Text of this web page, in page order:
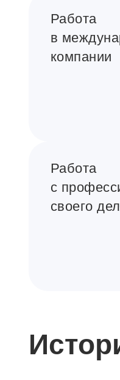
Работа
в
компании
Работа
с
своего